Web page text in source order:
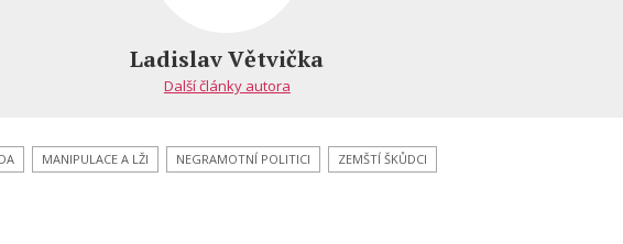
NAM
PĚKNĚ
Ladislav Větvička
Další články autora
MANIPULACE A LŽI NEGRAMOTNÍ POLITICI ZEMŠTÍ ŠKŮDCI